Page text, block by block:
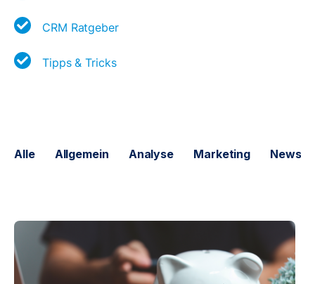
CRM Ratgeber
Tipps & Tricks
Alle Allgemein Analyse Marketing News